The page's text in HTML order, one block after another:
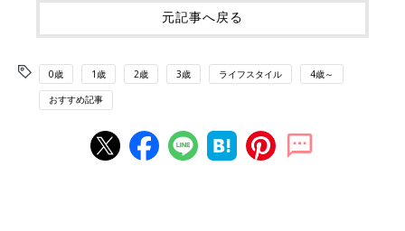
元記事へ戻る
0歳 1歳 2歳 3歳 ライフスタイル 4歳～
おすすめ記事